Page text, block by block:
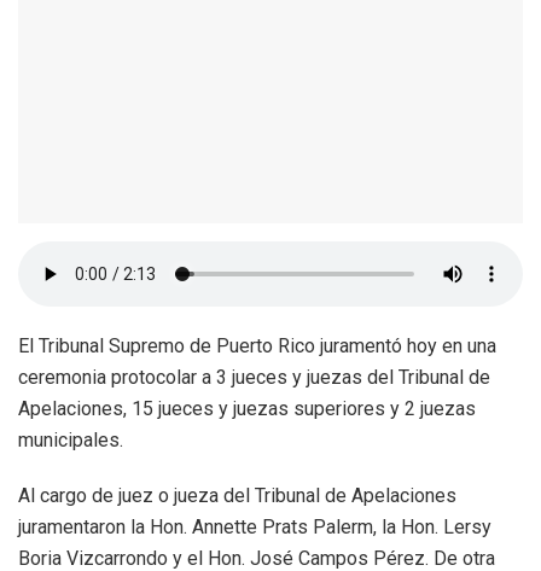
El Tribunal Supremo de Puerto Rico juramentó hoy en una
ceremonia protocolar a 3 jueces y juezas del Tribunal de
Apelaciones, 15 jueces y juezas superiores y 2 juezas
municipales.
Al cargo de juez o jueza del Tribunal de Apelaciones
juramentaron la Hon. Annette Prats Palerm, la Hon. Lersy
Boria Vizcarrondo y el Hon. José Campos Pérez. De otra